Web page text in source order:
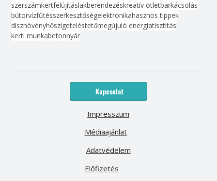
szerszámkertfelújításlakberendezéskreatív ötletbarkácsolás
bútorvízfűtésszerkesztőségelektronikahasznos tippek
dísznövényhőszigeteléstetőmegújuló energiatisztítás
kerti munkabetonnyár
Kapcsolat
Médiaajánlat
Előfizetés
Impresszum
Adatvédelem